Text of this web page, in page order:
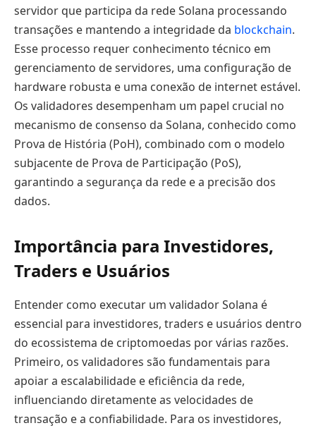
servidor que participa da rede Solana processando
transações e mantendo a integridade da blockchain.
Esse processo requer conhecimento técnico em
gerenciamento de servidores, uma configuração de
hardware robusta e uma conexão de internet estável.
Os validadores desempenham um papel crucial no
mecanismo de consenso da Solana, conhecido como
Prova de História (PoH), combinado com o modelo
subjacente de Prova de Participação (PoS),
garantindo a segurança da rede e a precisão dos
dados.
Importância para Investidores,
Traders e Usuários
Entender como executar um validador Solana é
essencial para investidores, traders e usuários dentro
do ecossistema de criptomoedas por várias razões.
Primeiro, os validadores são fundamentais para
apoiar a escalabilidade e eficiência da rede,
influenciando diretamente as velocidades de
transação e a confiabilidade. Para os investidores,